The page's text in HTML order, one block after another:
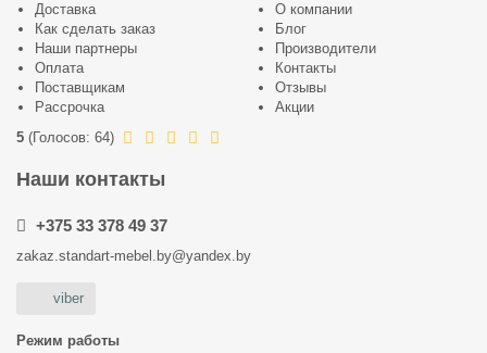
Доставка
Как сделать заказ
Наши партнеры
Оплата
Поставщикам
Рассрочка
О компании
Блог
Производители
Контакты
Отзывы
Акции
5 (Голосов: 64)
Наши контакты
+375 33 378 49 37
zakaz.standart-mebel.by@yandex.by
viber
Режим работы